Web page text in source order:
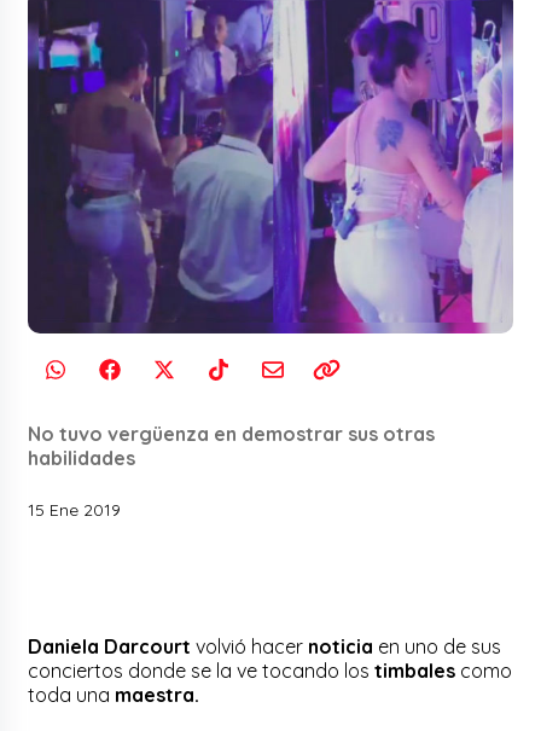
No tuvo vergüenza en demostrar sus otras
habilidades
15 Ene 2019
Daniela Darcourt volvió hacer noticia en uno de sus
conciertos donde se la ve tocando los timbales como
toda una maestra.